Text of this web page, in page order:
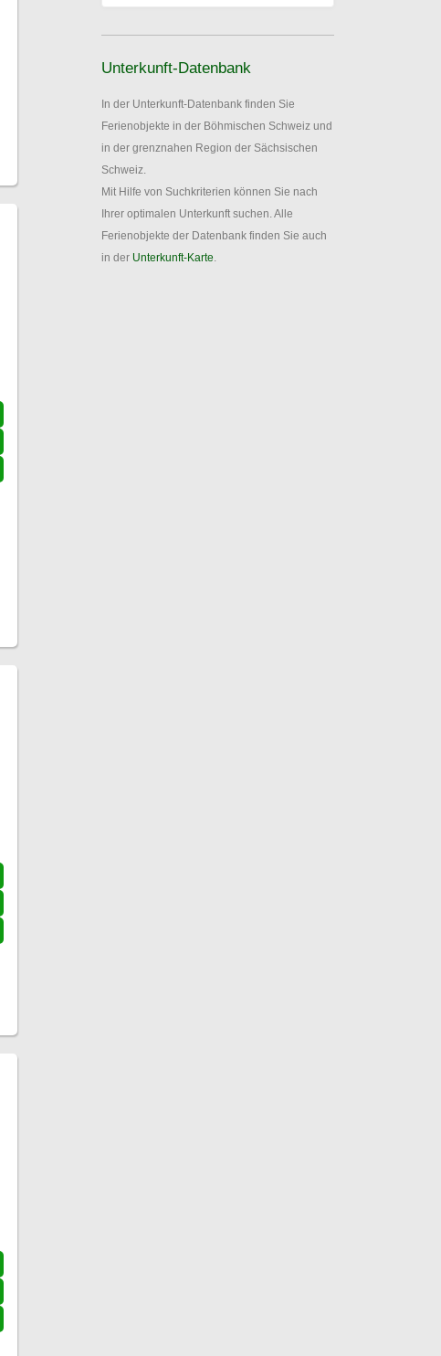
Unterkunft-Datenbank
In der Unterkunft-Datenbank finden Sie
Ferienobjekte in der Böhmischen Schweiz und
in der grenznahen Region der Sächsischen
Schweiz.
Mit Hilfe von Suchkriterien können Sie nach
Ihrer optimalen Unterkunft suchen. Alle
Ferienobjekte der Datenbank finden Sie auch
in der Unterkunft-Karte.